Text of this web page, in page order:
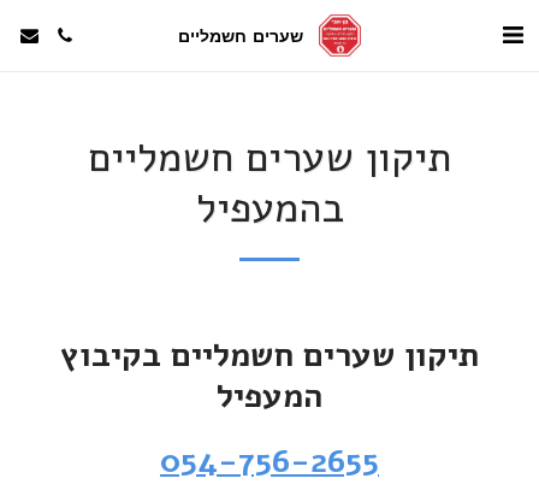
שערים חשמליים
תיקון שערים חשמליים
בהמעפיל
תיקון שערים חשמליים בקיבוץ
המעפיל
054-756-2655